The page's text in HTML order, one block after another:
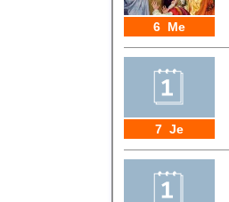
6 Me
7 Je